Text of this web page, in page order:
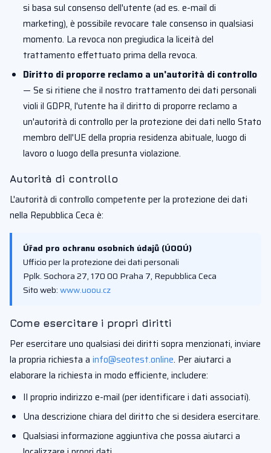
si basa sul consenso dell'utente (ad es. e-mail di
marketing), è possibile revocare tale consenso in qualsiasi
momento. La revoca non pregiudica la liceità del
trattamento effettuato prima della revoca.
Diritto di proporre reclamo a un'autorità di controllo
— Se si ritiene che il nostro trattamento dei dati personali
violi il GDPR, l'utente ha il diritto di proporre reclamo a
un'autorità di controllo per la protezione dei dati nello Stato
membro dell'UE della propria residenza abituale, luogo di
lavoro o luogo della presunta violazione.
Autorità di controllo
L'autorità di controllo competente per la protezione dei dati
nella Repubblica Ceca è:
Úřad pro ochranu osobních údajů (ÚOOÚ)
Ufficio per la protezione dei dati personali
Pplk. Sochora 27, 170 00 Praha 7, Repubblica Ceca
Sito web:www.uoou.cz
Come esercitare i propri diritti
Per esercitare uno qualsiasi dei diritti sopra menzionati, inviare
la propria richiesta a info@seotest.online. Per aiutarci a
elaborare la richiesta in modo efficiente, includere:
Il proprio indirizzo e-mail (per identificare i dati associati).
Una descrizione chiara del diritto che si desidera esercitare.
Qualsiasi informazione aggiuntiva che possa aiutarci a